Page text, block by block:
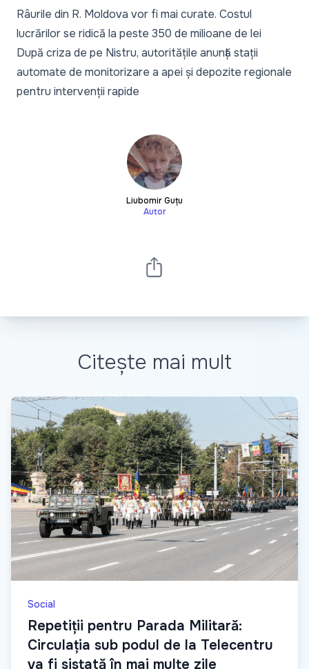
Râurile din R. Moldova vor fi mai curate. Costul
lucrărilor se ridică la peste 350 de milioane de lei
După criza de pe Nistru, autoritățile anunță stații
automate de monitorizare a apei și depozite regionale
pentru intervenții rapide
Liubomir Guțu
Autor
Citește mai mult
Social
Repetiții pentru Parada Militară:
Circulația sub podul de la Telecentru
va fi sistată în mai multe zile